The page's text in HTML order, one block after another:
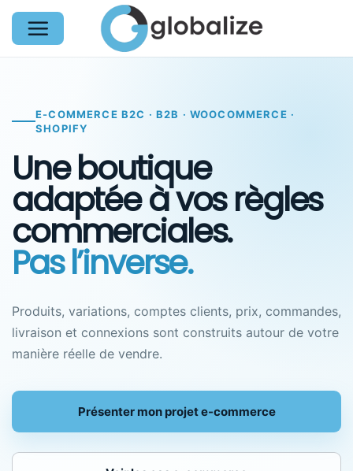
Passer
contenu
E-COMMERCE B2C · B2B · WOOCOMMERCE ·
SHOPIFY
Une boutique
adaptée à vos règles
commerciales.
Pas l’inverse.
Produits, variations, comptes clients, prix, commandes,
livraison et connexions sont construits autour de votre
manière réelle de vendre.
Présenter mon projet e-commerce